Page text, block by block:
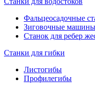
Фальцеосадочные
Зиговочные машины
Станок для ребер
Станки для гибки
Листогибы
Профилегибы